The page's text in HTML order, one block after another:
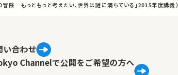
冒険―もっともっと考えたい、世界は謎に満ちている」2015年度講義）
い合わせ
Channelで公開をご希望の方へ